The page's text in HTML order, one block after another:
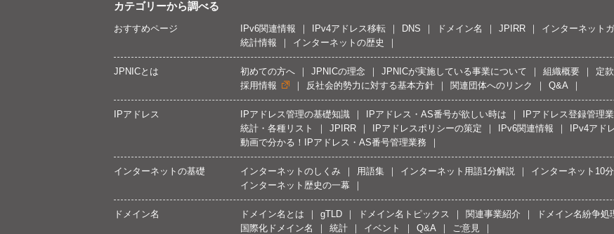
カテゴリーから調べる
おすすめページ IPv6関連情報 IPv4アドレス移転 DNS ドメイン名 JPIRR インターネット
統計情報
インターネットの歴史
JPNICとは 初めての方へ JPNICの理念 JPNICが実施している事業について 組織概要 定
採用情報
反社会的勢力に対する基本方針 関連団体へのリンク Q&A
IPアドレス IPアドレス管理の基礎知識 IPアドレス・AS番号が欲しい時は IPアドレス登録管理
統計・各種リスト
JPIRR IPアドレスポリシーの策定 IPv6関連情報 IPv4アド
動画で分かる！IPアドレス・AS番号管理業務
インターネットの基礎 インターネットのしくみ 用語集 インターネット用語1分解説 インターネット10
インターネット歴史の一幕
ドメイン名 ドメイン名とは gTLD ドメイン名トピックス 関連事業紹介 ドメイン名紛争処
国際化ドメイン名
統計 イベント Q&A ご意見